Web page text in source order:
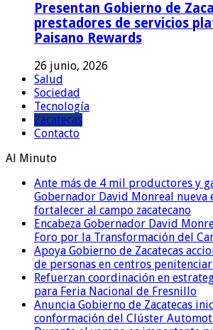
Presentan Gobierno de
prestadores de servicios
Paisano Rewards
26 junio, 2026
Salud
Sociedad
Tecnología
Zacatecas
Contacto
Al Minuto
Ante más de 4 mil productores y
Gobernador David Monreal nueva
fortalecer al campo zacatecano
Encabeza Gobernador David
Foro por la Transformación del
Apoya Gobierno de Zacatecas
de personas en centros
Refuerzan coordinación en
para Feria Nacional de Fresnillo
Anuncia Gobierno de Zacatecas
conformación del Clúster